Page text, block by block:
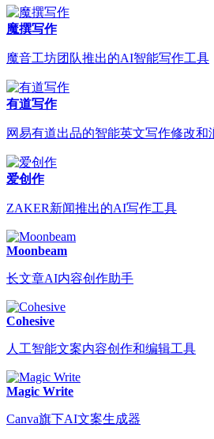
魔撰写作
魔音工坊团队推出的AI智能写作工具
有道写作
网易有道出品的智能英文写作修改和
爱创作
ZAKER新闻推出的AI写作工具
Moonbeam
长文章AI内容创作助手
Cohesive
人工智能文案内容创作和编辑工具
Magic Write
Canva旗下AI文案生成器